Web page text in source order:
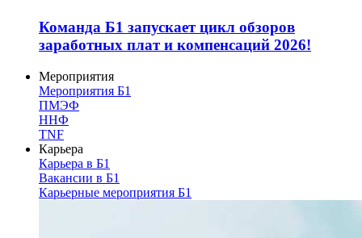
Команда Б1 запускает цикл обзоров
заработных плат и компенсаций 2026!
Мероприятия
Мероприятия Б1
ПМЭФ
ННФ
TNF
Карьера
Карьера в Б1
Вакансии в Б1
Карьерные мероприятия Б1